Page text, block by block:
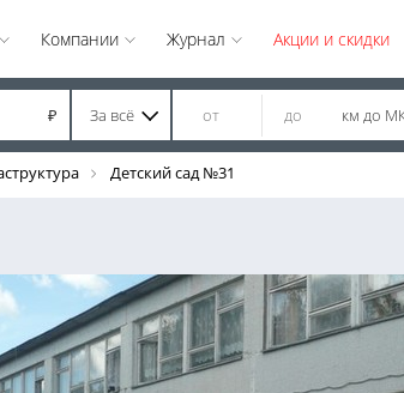
Компании Журнал Акции и скидки
₽ За всё км до
Детский сад №31